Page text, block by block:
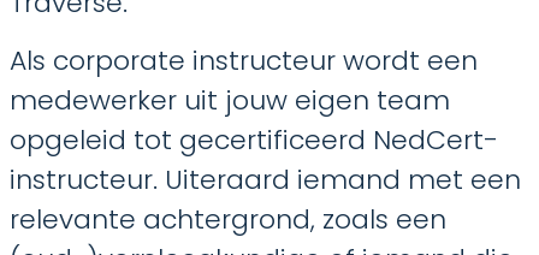
Als corporate instructeur wordt een
medewerker uit jouw eigen team
opgeleid tot gecertificeerd NedCert-
instructeur. Uiteraard iemand met een
relevante achtergrond, zoals een